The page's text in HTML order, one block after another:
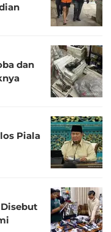
dan
Piala